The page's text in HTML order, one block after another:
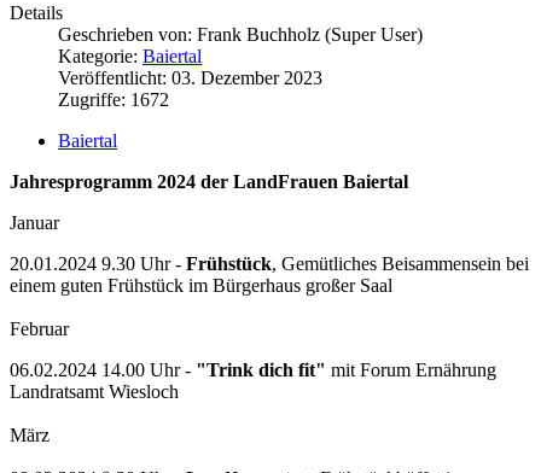
Details
Geschrieben von: Frank Buchholz (Super User)
Kategorie: Baiertal
Veröffentlicht: 03. Dezember 2023
Zugriffe: 1672
Baiertal
Jahresprogramm 2024 der LandFrauen Baiertal
Januar
20.01.2024 9.30 Uhr - Frühstück, Gemütliches Beisammensein bei
einem guten Frühstück im Bürgerhaus großer Saal
Februar
06.02.2024 14.00 Uhr - "Trink dich fit" mit Forum Ernährung
Landratsamt Wiesloch
März